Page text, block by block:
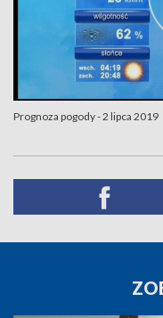
Prognoza pogody - 2 lipca 2019